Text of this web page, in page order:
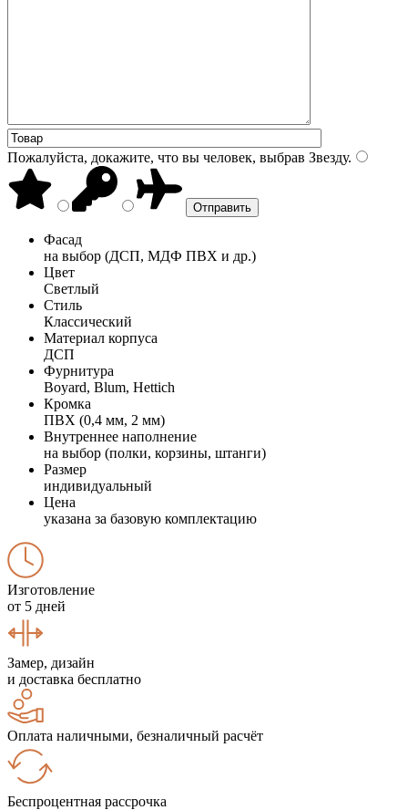
Пожалуйста, докажите, что вы человек, выбрав Звезду.
Фасад
на выбор (ДСП, МДФ ПВХ и др.)
Цвет
Светлый
Стиль
Классический
Материал корпуса
ДСП
Фурнитура
Boyard, Blum, Hettich
Кромка
ПВХ (0,4 мм, 2 мм)
Внутреннее наполнение
на выбор (полки, корзины, штанги)
Размер
индивидуальный
Цена
указана за базовую комплектацию
Изготовление
от 5 дней
Замер, дизайн
и доставка бесплатно
Оплата наличными, безналичный расчёт
Беспроцентная рассрочка